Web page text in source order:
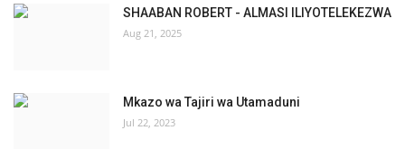
SHAABAN ROBERT - ALMASI ILIYOTELEKEZWA
Aug 21, 2025
Mkazo wa Tajiri wa Utamaduni
Jul 22, 2023